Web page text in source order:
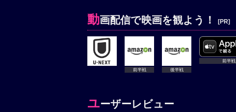
動画配信で映画を観よう！ [PR]
前半戦 後半戦
前半戦
ユーザーレビュー